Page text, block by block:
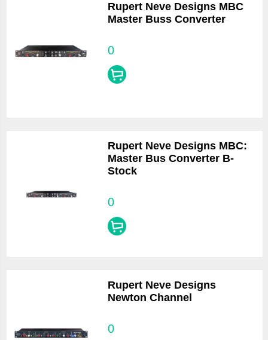
Rupert Neve Designs MBC
Master Buss Converter
0
Rupert Neve Designs MBC:
Master Bus Converter B-
Stock
0
Rupert Neve Designs
Newton Channel
0